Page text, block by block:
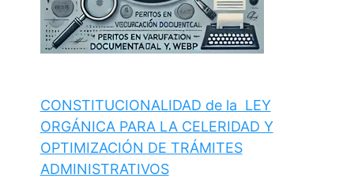
CONSTITUCIONALIDAD de la LEY
ORGÁNICA PARA LA CELERIDAD Y
OPTIMIZACIÓN DE TRÁMITES
ADMINISTRATIVOS